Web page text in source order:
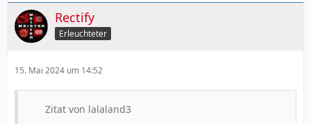
Rectify
Erleuchteter
15. Mai 2024 um 14:52
Zitat von lalaland3